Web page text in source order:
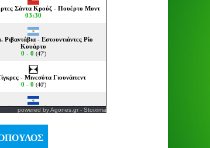
powered byAgones.gr - Stoixima